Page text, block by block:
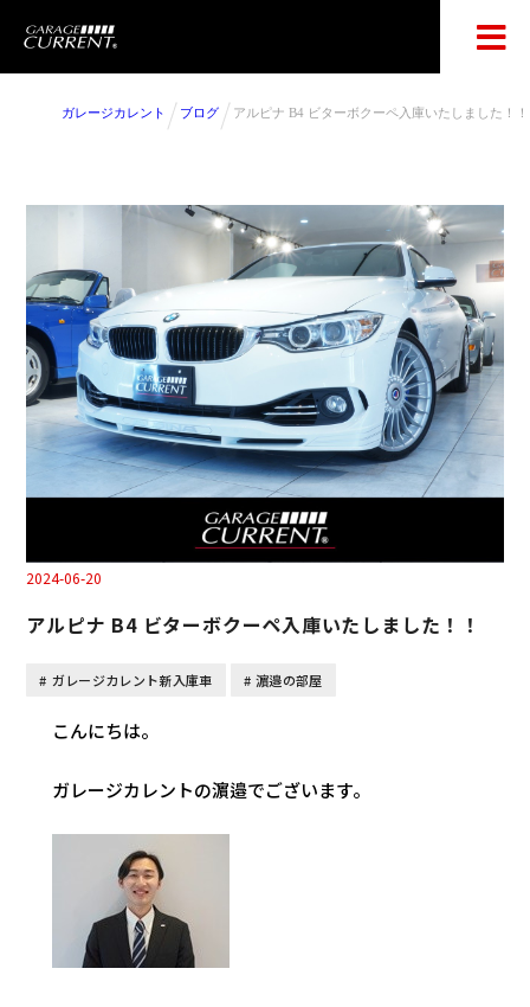
ガレージカレント ブログ アルピナ B4 ビターボクーペ入庫いたしました！！
2024-06-20
アルピナ B4 ビターボクーペ入庫いたしました！！
ガレージカレント新入庫車 濵邉の部屋
こんにちは。
ガレージカレントの濵邉でございます。